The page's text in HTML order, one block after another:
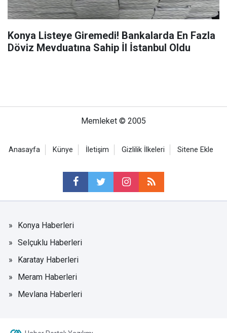
Konya Listeye Giremedi! Bankalarda En Fazla
Döviz Mevduatına Sahip İl İstanbul Oldu
Memleket © 2005
Anasayfa Künye İletişim Gizlilik İlkeleri Sitene Ekle
Konya Haberleri
Selçuklu Haberleri
Karatay Haberleri
Meram Haberleri
Mevlana Haberleri